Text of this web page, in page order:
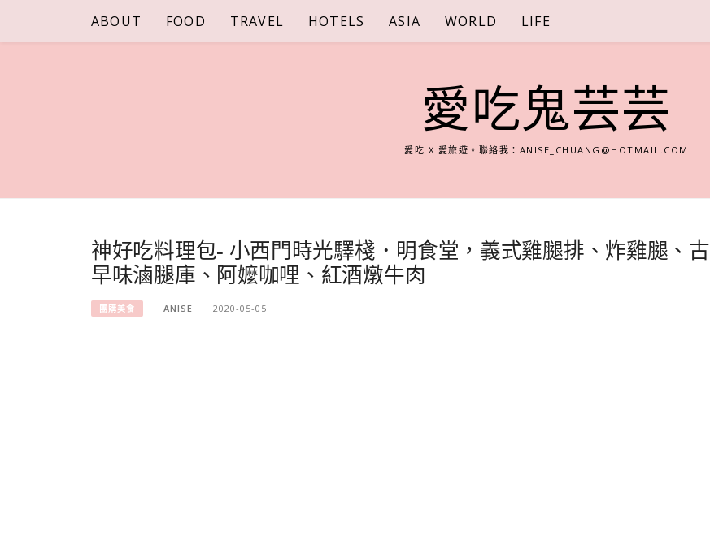
content
ABOUT FOOD TRAVEL HOTELS ASIA WORLD LIFE
愛吃鬼芸芸
愛吃 X 愛旅遊。聯絡我： ANISE_CHUANG@HOTMAIL.COM
神好吃料理包- 小西門時光驛棧．明食堂，義式雞腿排、炸雞腿、古
早味滷腿庫、阿嬤咖哩、紅酒燉牛肉
團購美食 ANISE 2020-05-05